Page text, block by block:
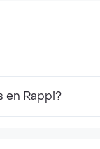
en Rappi?